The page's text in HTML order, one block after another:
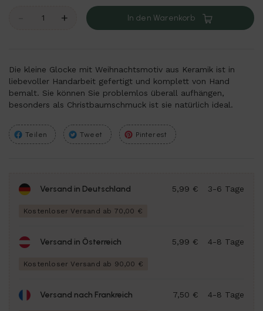
+ In den Warenkorb
Die kleine Glocke mit Weihnachtsmotiv aus Keramik ist in
liebevoller Handarbeit gefertigt und komplett von Hand
bemalt. Sie können Sie problemlos überall aufhängen,
besonders als Christbaumschmuck ist sie natürlich ideal.
Teilen Tweet Pinterest
Versand in Deutschland 3-6 Tage
5,99 €
Kostenloser Versand ab 70,00 €
Versand in Österreich 4-8 Tage
5,99 €
Kostenloser Versand ab 90,00 €
Versand nach Frankreich 4-8 Tage
7,50 €